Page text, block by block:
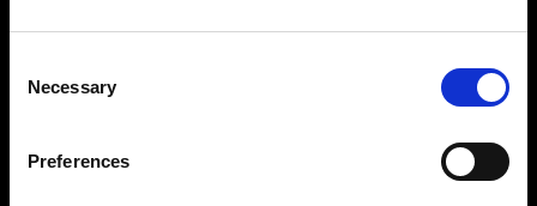
Selection
Necessary
Preferences